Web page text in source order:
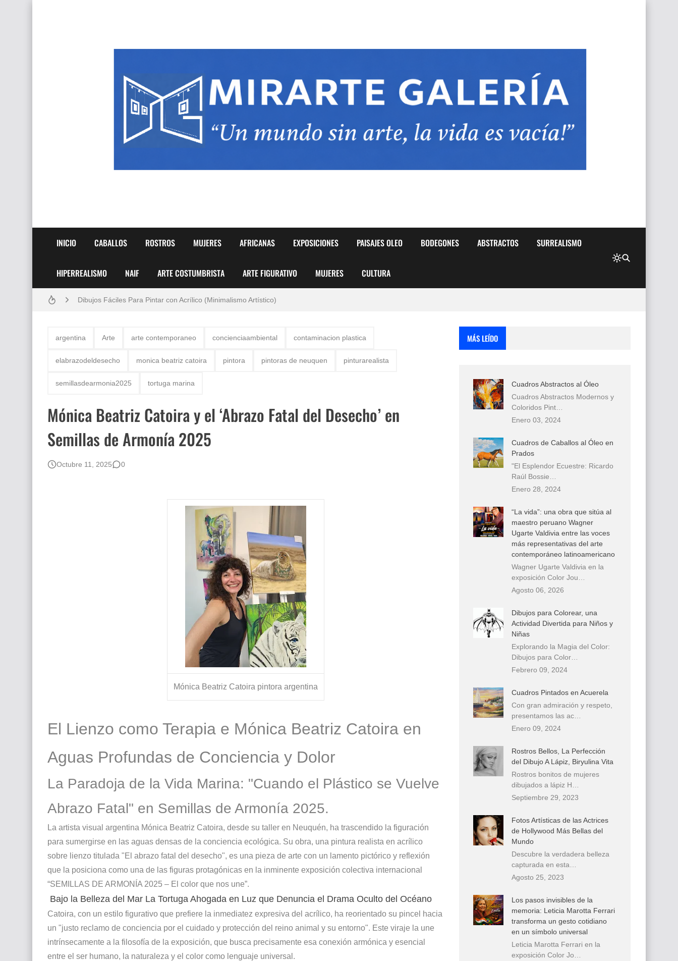
INICIO CABALLOS ROSTROS MUJERES AFRICANAS EXPOSICIONES PAISAJES OLEO BODEGONES ABSTRACTOS SURREALISMO
HIPERREALISMO NAIF ARTE COSTUMBRISTA ARTE FIGURATIVO MUJERES CULTURA
Frutas y Flores Para Colorear Imágenes
Dibujos para Colorear, una Actividad Divertida para Niños y Niñas
Dibujos Fáciles Para Pintar con Acrílico (Minimalismo Artístico)
Que significan los cuadros de negras africanas?
El mundo del arte en pintura surrealista
argentina Arte arte contemporaneo concienciaambiental contaminacion plastica
elabrazodeldesecho monica beatriz catoira pintora pintoras de neuquen pinturarealista
semillasdearmonia2025 tortuga marina
Mónica Beatriz Catoira y el ‘Abrazo Fatal del Desecho’ en
Semillas de Armonía 2025
Octubre 11, 2025 0
Mónica Beatriz Catoira pintora argentina
El Lienzo como Terapia e Mónica Beatriz Catoira en
Aguas Profundas de Conciencia y Dolor
La Paradoja de la Vida Marina: "Cuando el Plástico se Vuelve
Abrazo Fatal" en Semillas de Armonía 2025.
La artista visual argentina Mónica Beatriz Catoira, desde su taller en Neuquén, ha trascendido la figuración
para sumergirse en las aguas densas de la conciencia ecológica. Su obra, una pintura realista en acrílico
sobre lienzo titulada "El abrazo fatal del desecho", es una pieza de arte con un lamento pictórico y reflexión
que la posiciona como una de las figuras protagónicas en la inminente exposición colectiva internacional
“SEMILLAS DE ARMONÍA 2025 – El color que nos une”.
Bajo la Belleza del Mar La Tortuga Ahogada en Luz que Denuncia el Drama Oculto del Océano
Catoira, con un estilo figurativo que prefiere la inmediatez expresiva del acrílico, ha reorientado su pincel hacia
un "justo reclamo de conciencia por el cuidado y protección del reino animal y su entorno". Este viraje la une
intrínsecamente a la filosofía de la exposición, que busca precisamente esa conexión armónica y esencial
entre el ser humano, la naturaleza y el color como lenguaje universal.
MÁS LEÍDO
Cuadros Abstractos al Óleo
Cuadros Abstractos Modernos y
Coloridos Pint…
Enero 03, 2024
Cuadros de Caballos al Óleo en
Prados
"El Esplendor Ecuestre: Ricardo
Raúl Bossie…
Enero 28, 2024
“La vida”: una obra que sitúa al
maestro peruano Wagner
Ugarte Valdivia entre las voces
más representativas del arte
contemporáneo latinoamericano
Wagner Ugarte Valdivia en la
exposición Color Jou…
Agosto 06, 2026
Dibujos para Colorear, una
Actividad Divertida para Niños y
Niñas
Explorando la Magia del Color:
Dibujos para Color…
Febrero 09, 2024
Cuadros Pintados en Acuerela
Con gran admiración y respeto,
presentamos las ac…
Enero 09, 2024
Rostros Bellos, La Perfección
del Dibujo A Lápiz, Biryulina Vita
Rostros bonitos de mujeres
dibujados a lápiz H…
Septiembre 29, 2023
Fotos Artísticas de las Actrices
de Hollywood Más Bellas del
Mundo
Descubre la verdadera belleza
capturada en esta…
Agosto 25, 2023
Los pasos invisibles de la
memoria: Leticia Marotta Ferrari
transforma un gesto cotidiano
en un símbolo universal
Leticia Marotta Ferrari en la
exposición Color Jo…